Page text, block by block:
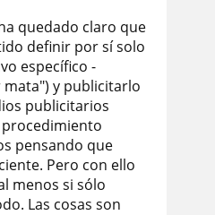
quedado claro que
definir por sí solo
específico -
y publicitarlo
publicitarios
pensando que
Pero con ello
menos si sólo
Las cosas son